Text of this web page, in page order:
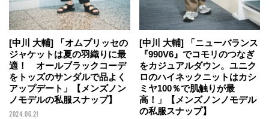
[中川 大輔] 「オムプリッセの
ジャケットは夏の羽織りに最
適！ オールブラックコーデ
をトッズのサンダルで品よく
アップデート」【メンズノン
ノモデルの私服スナップ】
2024.06.21
[中川 大輔] 「ニューバランス
『990V6』でコモリのつなぎ
をカジュアルダウン。ユニク
ロのハイネックニットはカシ
ミヤ100％で肌触りが最
高！」【メンズノンノモデル
の私服スナップ】